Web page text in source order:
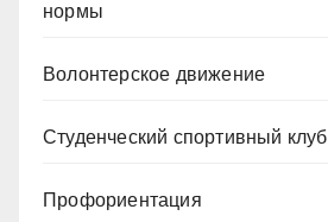
нормы
Волонтерское движение
Студенческий спортивный клуб
Профориентация